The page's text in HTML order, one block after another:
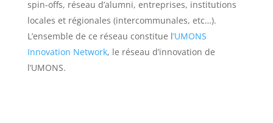
spin-offs, réseau d’alumni, entreprises, institutions
locales et régionales (intercommunales, etc…).
L’ensemble de ce réseau constitue l’UMONS
Innovation Network, le réseau d’innovation de
l’UMONS.